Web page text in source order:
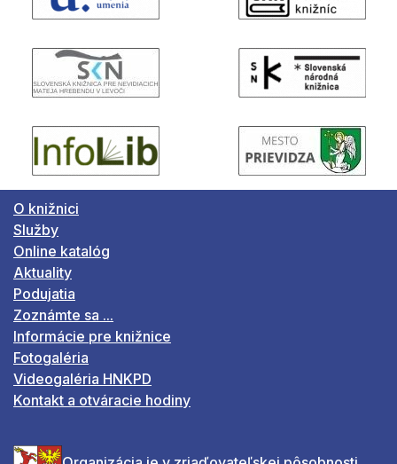
O knižnici
Služby
Online katalóg
Aktuality
Podujatia
Zoznámte sa ...
Informácie pre knižnice
Fotogaléria
Videogaléria HNKPD
Kontakt a otváracie hodiny